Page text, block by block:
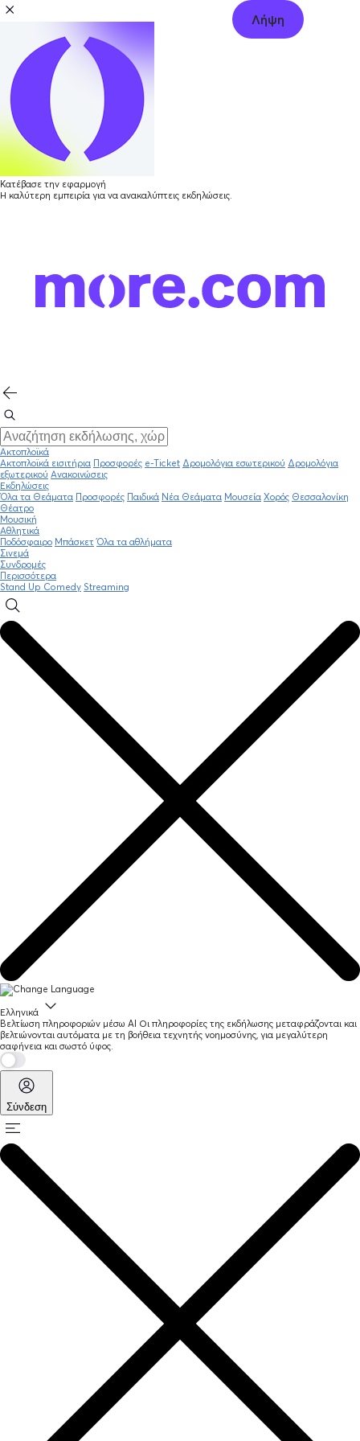
Κατέβασε την εφαρμογή
Η καλύτερη εμπειρία για να ανακαλύπτεις εκδηλώσεις.
Λήψη
Ακτοπλοϊκά
Ακτοπλοϊκά εισιτήρια Προσφορές e-Ticket Δρομολόγια εσωτερικού Δρομολόγια
εξωτερικού Ανακοινώσεις
Εκδηλώσεις
Όλα τα Θεάματα Προσφορές Παιδικά Νέα Θεάματα Μουσεία Χορός Θεσσαλονίκη
Θέατρο
Μουσική
Αθλητικά
Ποδόσφαιρο Μπάσκετ Όλα τα αθλήματα
Σινεμά
Συνδρομές
Περισσότερα
Stand Up Comedy Streaming
Ελληνικά
Βελτίωση πληροφοριών μέσω AI Οι πληροφορίες της εκδήλωσης μεταφράζονται και
βελτιώνονται αυτόματα με τη βοήθεια τεχνητής νοημοσύνης, για μεγαλύτερη
σαφήνεια και σωστό ύφος.
Σύνδεση